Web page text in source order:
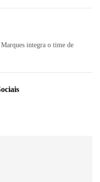
integra o time de